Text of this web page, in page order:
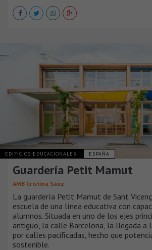
EDIFICIOS EDUCACIONALES ESPAÑA
Guardería Petit Mamut
AMB Cristina Sáez
La guardería Petit Mamut de Sant
escuela de una línea educativa con
alumnos. Situada en uno de los ejes
antiguo, la calle Barcelona, la llegada a
por calles pacificadas, hecho que
sostenible.